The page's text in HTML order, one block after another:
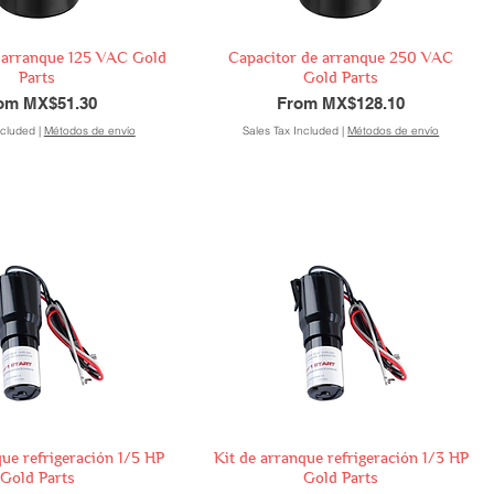
125 VAC Gold
Parts
MX$51.30
Price
| Métodos de envío
Capacitor de arranque 250 VAC
Gold Parts
From MX$128.10
Sale Price
Sales Tax Included |Métodos de envío
refrigeración 1/5 HP
Gold Parts
Kit de arranque refrigeración 1/3 HP
Gold Parts